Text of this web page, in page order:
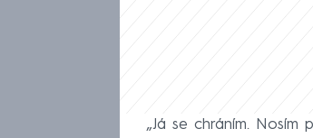
„Já se chráním. Nosím